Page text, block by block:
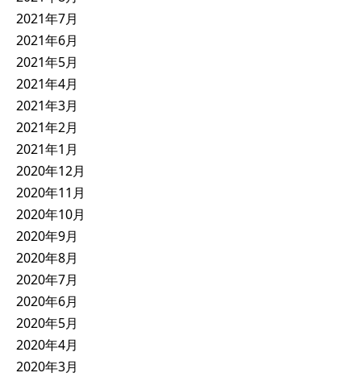
2021年7月
2021年6月
2021年5月
2021年4月
2021年3月
2021年2月
2021年1月
2020年12月
2020年11月
2020年10月
2020年9月
2020年8月
2020年7月
2020年6月
2020年5月
2020年4月
2020年3月